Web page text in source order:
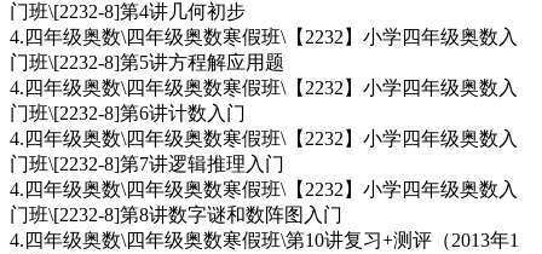
门班\[2232-8]第4讲几何初步
4.四年级奥数\四年级奥数寒假班\【2232】小学四年级奥数入
门班\[2232-8]第5讲方程解应用题
4.四年级奥数\四年级奥数寒假班\【2232】小学四年级奥数入
门班\[2232-8]第6讲计数入门
4.四年级奥数\四年级奥数寒假班\【2232】小学四年级奥数入
门班\[2232-8]第7讲逻辑推理入门
4.四年级奥数\四年级奥数寒假班\【2232】小学四年级奥数入
门班\[2232-8]第8讲数字谜和数阵图入门
4.四年级奥数\四年级奥数寒假班\第10讲复习+测评（2013年1